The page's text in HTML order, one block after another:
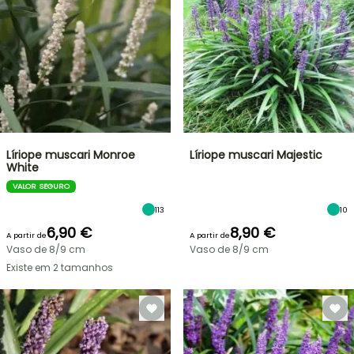
Líriope muscari Monroe
White
VALOR SEGURO
113
A partir de6,90 €
Vaso de 8/9 cm
Existe em 2 tamanhos
Líriope muscari Majestic
10
A partir de8,90 €
Vaso de 8/9 cm